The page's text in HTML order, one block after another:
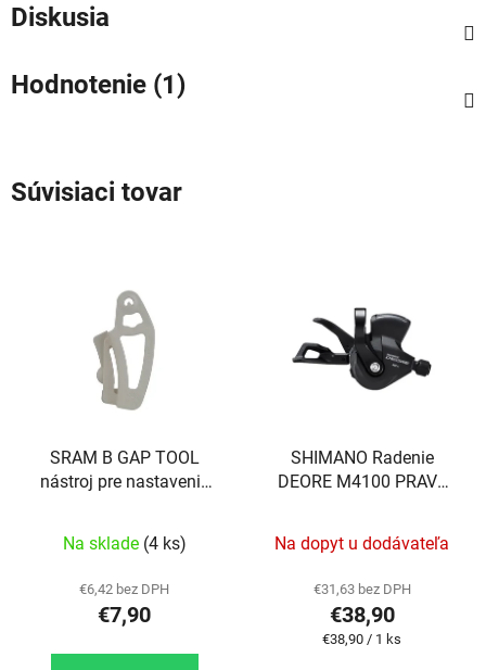
Diskusia
Hodnotenie (1)
Súvisiaci tovar
SRAM B GAP TOOL
nástroj pre nastavenie
Na sklade (4 ks)
€6,42 bez DPH
€7,90
SHIMANO Radenie
DEORE M4100 PRAVÉ
Na dopyt u dodávateľa
€31,63 bez DPH
€38,90
Jednotková cena:
€38,90 / 1 ks